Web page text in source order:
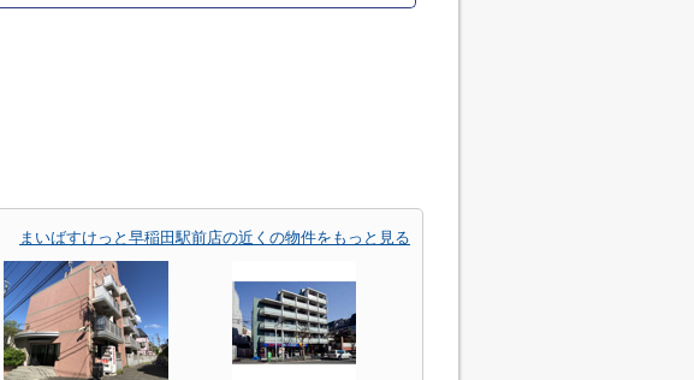
まいばすけっと早稲田駅前店の近くの物件をもっと見る